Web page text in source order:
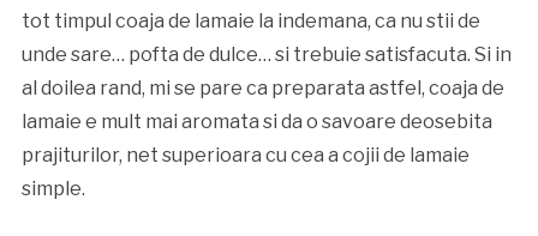
tot timpul coaja de lamaie la indemana, ca nu stii de
unde sare… pofta de dulce… si trebuie satisfacuta. Si in
al doilea rand, mi se pare ca preparata astfel, coaja de
lamaie e mult mai aromata si da o savoare deosebita
prajiturilor, net superioara cu cea a cojii de lamaie
simple.